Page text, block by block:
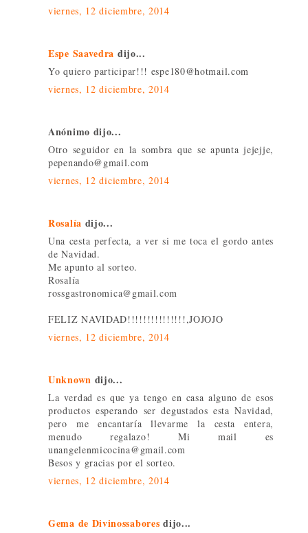
viernes, 12 diciembre, 2014
Espe Saavedra dijo...
Yo quiero participar!!! espe180@hotmail.com
viernes, 12 diciembre, 2014
Anónimo dijo...
Otro seguidor en la sombra que se apunta jejejje,
pepenando@gmail.com
viernes, 12 diciembre, 2014
Rosalía dijo...
Una cesta perfecta, a ver si me toca el gordo antes
de Navidad.
Me apunto al sorteo.
Rosalía
rossgastronomica@gmail.com
FELIZ NAVIDAD!!!!!!!!!!!!!!!,JOJOJO
viernes, 12 diciembre, 2014
Unknown dijo...
La verdad es que ya tengo en casa alguno de esos
productos esperando ser degustados esta Navidad,
pero me encantaría llevarme la cesta entera,
menudo regalazo! Mi mail es
unangelenmicocina@gmail.com
Besos y gracias por el sorteo.
viernes, 12 diciembre, 2014
Gema de Divinossabores dijo...